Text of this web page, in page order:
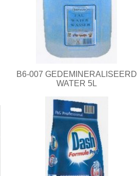
B6-007 GEDEMINERALISEERD
WATER 5L